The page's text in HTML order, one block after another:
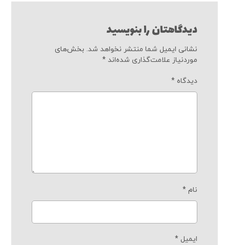
دیدگاهتان را بنویسید
نشانی ایمیل شما منتشر نخواهد شد. بخش‌های
موردنیاز علامت‌گذاری شده‌اند*
دیدگاه*
نام*
ایمیل*